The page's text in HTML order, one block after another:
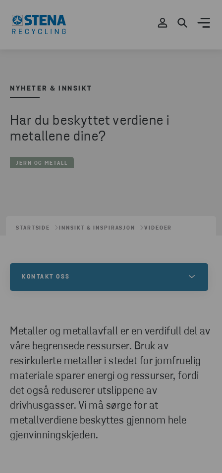
NYHETER & INNSIKT
Har du beskyttet verdiene i
metallene dine?
JERN OG METALL
STARTSIDE INNSIKT & INSPIRASJON VIDEOER
Metaller og metallavfall er en verdifull del av
våre begrensede ressurser. Bruk av
resirkulerte metaller i stedet for jomfruelig
materiale sparer energi og ressurser, fordi
det også reduserer utslippene av
drivhusgasser. Vi må sørge for at
metallverdiene beskyttes gjennom hele
gjenvinningskjeden.
KONTAKT OSS
gjenvinningsbehov.
TA KONTAKT